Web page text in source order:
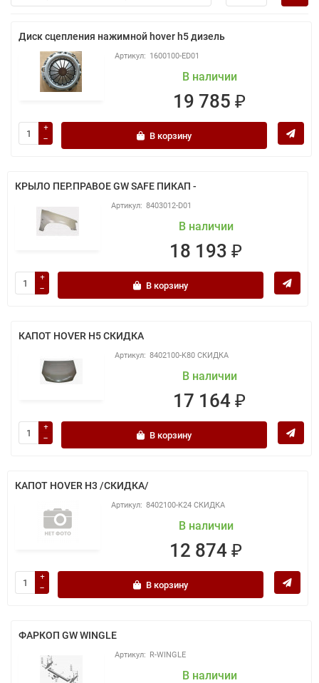
Диск сцепления нажимной hover h5 дизель
1600100-ED01
В наличии
19 785 ₽
В корзину
КРЫЛО ПЕР.ПРАВОЕ GW SAFE ПИКАП -
8403012-D01
В наличии
18 193 ₽
В корзину
КАПОТ HOVER H5 СКИДКА
8402100-K80 СКИДКА
В наличии
17 164 ₽
В корзину
КАПОТ HOVER H3 /СКИДКА/
8402100-K24 СКИДКА
В наличии
12 874 ₽
В корзину
ФАРКОП GW WINGLE
R-WINGLE
В наличии